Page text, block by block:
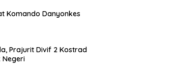
Komando Danyonkes
Prajurit Divif 2 Kostrad
Negeri